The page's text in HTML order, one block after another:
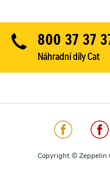
800 37 37
Náhradní díly Cat
Copyright © Zeppelin